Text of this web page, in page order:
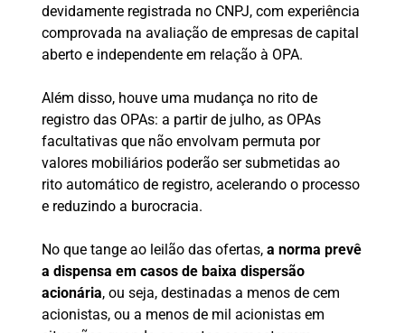
devidamente registrada no CNPJ, com experiência
comprovada na avaliação de empresas de capital
aberto e independente em relação à OPA.
Além disso, houve uma mudança no rito de
registro das OPAs: a partir de julho, as OPAs
facultativas que não envolvam permuta por
valores mobiliários poderão ser submetidas ao
rito automático de registro, acelerando o processo
e reduzindo a burocracia.
No que tange ao leilão das ofertas, a norma prevê
a dispensa em casos de baixa dispersão
acionária, ou seja, destinadas a menos de cem
acionistas, ou a menos de mil acionistas em